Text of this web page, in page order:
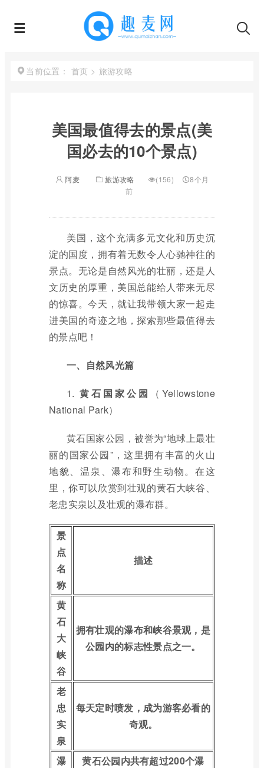
当前位置： 首页 > 旅游攻略
美国最值得去的景点(美
国必去的10个景点)
阿麦 旅游攻略 (156)
8个月
前
美国，这个充满多元文化和历史沉
淀的国度，拥有着无数令人心驰神往的
景点。无论是自然风光的壮丽，还是人
文历史的厚重，美国总能给人带来无尽
的惊喜。今天，就让我带领大家一起走
进美国的奇迹之地，探索那些最值得去
的景点吧！
一、自然风光篇
1. 黄石国家公园
（Yellowstone
National Park）
黄石国家公园，被誉为“地球上最壮
丽的国家公园”，这里拥有丰富的火山
地貌、温泉、瀑布和野生动物。在这
里，你可以欣赏到壮观的黄石大峡谷、
老忠实泉以及壮观的瀑布群。
景
点
名
称
描述
黄
石
大
峡
谷
拥有壮观的瀑布和峡谷景观，是
公园内的标志性景点之一。
老
忠
实
泉
每天定时喷发，成为游客必看的
奇观。
瀑
黄石公园内共有超过200个瀑